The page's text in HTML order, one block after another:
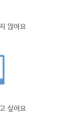
않아요
싶어요